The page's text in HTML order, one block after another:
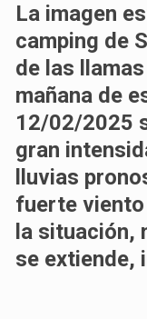
La imagen
camping de
de las
mañana de
12/02/2025
gran
lluvias
fuerte
la situación,
se extiende,